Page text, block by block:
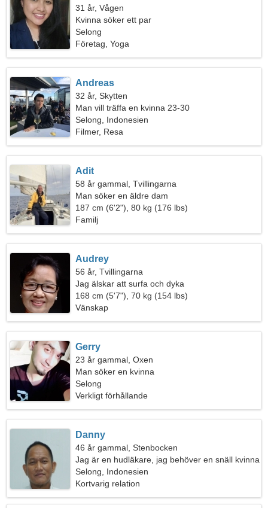
31 år, Vågen
Kvinna söker ett par
Selong
Företag, Yoga
Andreas
32 år, Skytten
Man vill träffa en kvinna 23-30
Selong, Indonesien
Filmer, Resa
Adit
58 år gammal, Tvillingarna
Man söker en äldre dam
187 cm (6'2"), 80 kg (176 lbs)
Familj
Audrey
56 år, Tvillingarna
Jag älskar att surfa och dyka
168 cm (5'7"), 70 kg (154 lbs)
Vänskap
Gerry
23 år gammal, Oxen
Man söker en kvinna
Selong
Verkligt förhållande
Danny
46 år gammal, Stenbocken
Jag är en hudläkare, jag behöver en snäll kvinna
Selong, Indonesien
Kortvarig relation